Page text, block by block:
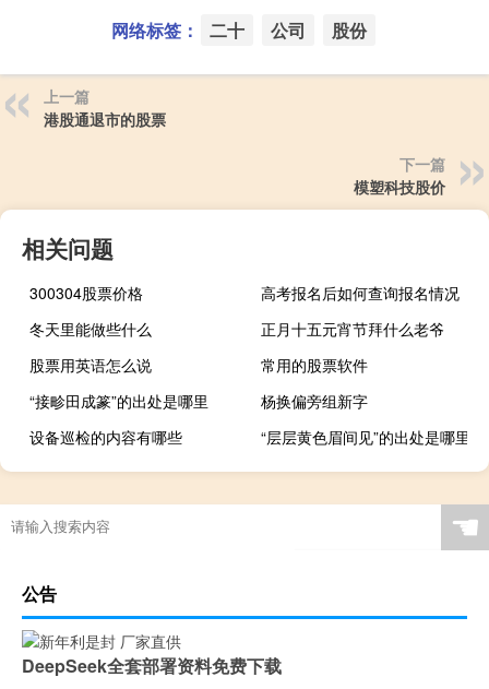
网络标签： 二十 公司 股份
上一篇
港股通退市的股票
下一篇
模塑科技股价
相关问题
300304股票价格
高考报名后如何查询报名情况
冬天里能做些什么
正月十五元宵节拜什么老爷
股票用英语怎么说
常用的股票软件
“接畛田成篆”的出处是哪里
杨换偏旁组新字
设备巡检的内容有哪些
“层层黄色眉间见”的出处是哪里
☚
公告
DeepSeek全套部署资料免费下载